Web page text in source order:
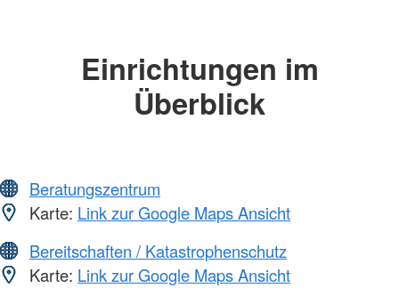
Einrichtungen im
Überblick
Beratungszentrum
Karte: Link zur Google Maps Ansicht
Bereitschaften / Katastrophenschutz
Karte: Link zur Google Maps Ansicht